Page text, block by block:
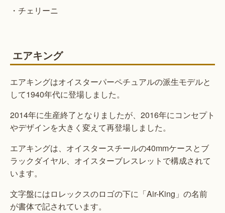
・チェリーニ
エアキング
エアキングはオイスターパーペチュアルの派生モデルと
して1940年代に登場しました。
2014年に生産終了となりましたが、2016年にコンセプト
やデザインを大きく変えて再登場しました。
エアキングは、オイスタースチールの40mmケースとブ
ラックダイヤル、オイスターブレスレットで構成されて
います。
文字盤にはロレックスのロゴの下に「Air-King」の名前
が書体で記されています。